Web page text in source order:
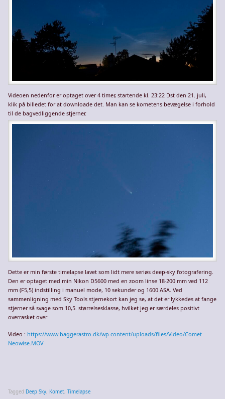
Videoen nedenfor er optaget over 4 timer, startende kl. 23:22 Dst den 21. juli,
klik på billedet for at downloade det. Man kan se kometens bevægelse i forhold
til de bagvedliggende stjerner.
Dette er min første timelapse lavet som lidt mere seriøs deep-sky fotografering.
Den er optaget med min Nikon D5600 med en zoom linse 18-200 mm ved 112
mm (F5,5) indstilling i manuel mode, 10 sekunder og 1600 ASA. Ved
sammenligning med Sky Tools stjernekort kan jeg se, at det er lykkedes at fange
stjerner så svage som 10,5. størrelsesklasse, hvilket jeg er særdeles positivt
overrasket over.
Video : https://www.baggerastro.dk/wp-content/uploads/files/Video/Comet
Neowise.MOV
Tagged Deep Sky, Komet,Timelapse